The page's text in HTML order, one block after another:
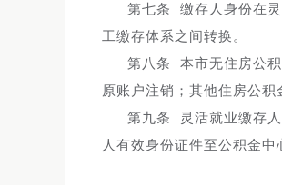
第七条 缴存人身份在
工缴存体系之间转换。
第八条 本市无住房公
原账户注销；其他住房公
第九条 灵活就业缴存
人有效身份证件至公积金中